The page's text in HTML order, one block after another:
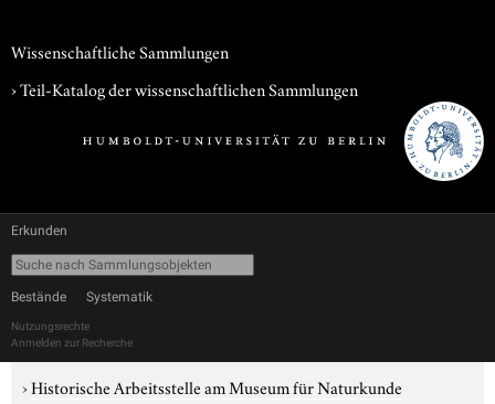
Wissenschaftliche Sammlungen
› Teil-Katalog der wissenschaftlichen Sammlungen
Erkunden
Bestände Systematik
Nutzungsrechte
Anmelden zur Recherche
›Historische Arbeitsstelle am Museum für Naturkunde